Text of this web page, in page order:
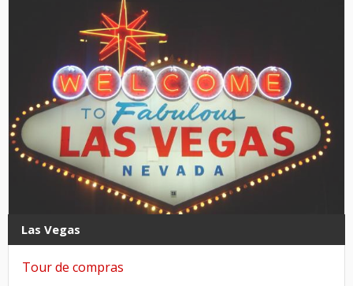
Las Vegas
Tour de compras